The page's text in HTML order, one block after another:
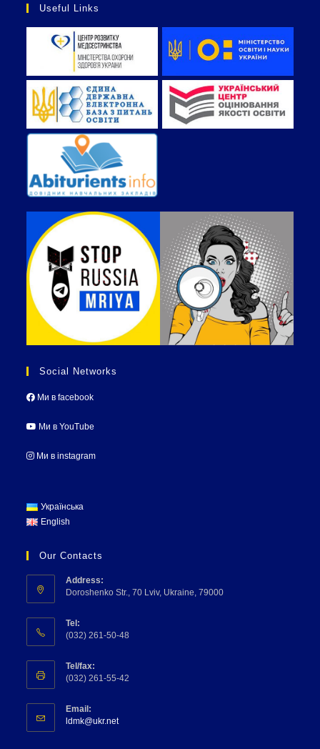
Useful Links
Social Networks
Ми в facebook
Ми в YouTube
Ми в instagram
Українська
English
Our Contacts
Address:
Doroshenko Str., 70 Lviv, Ukraine, 79000
Tel:
(032) 261-50-48
Tel/fax:
(032) 261-55-42
Email:
ldmk@ukr.net